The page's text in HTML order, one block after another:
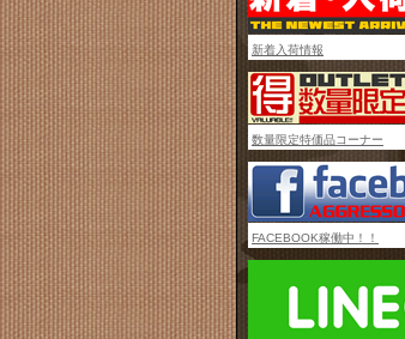
新着入荷情報
数量限定特価品コーナー
FACEBOOK稼働中！！